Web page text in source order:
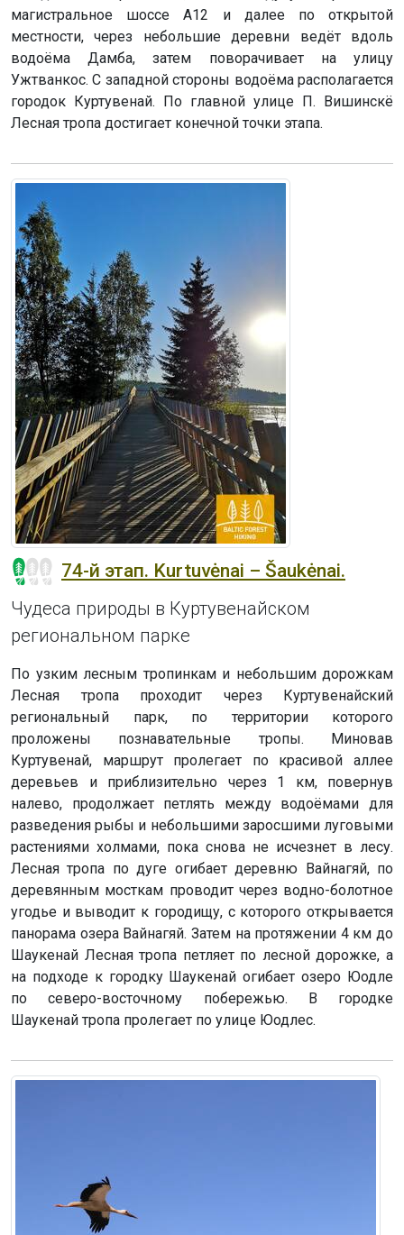
магистральное шоссе А12 и далее по открытой
местности, через небольшие деревни ведёт вдоль
водоёма Дамба, затем поворачивает на улицу
Ужтванкос. С западной стороны водоёма располагается
городок Куртувенай. По главной улице П. Вишинскё
Лесная тропа достигает конечной точки этапа.
74-й этап. Kurtuvėnai – Šaukėnai.
Чудеса природы в Куртувенайском
региональном парке
По узким лесным тропинкам и небольшим дорожкам
Лесная тропа проходит через Куртувенайский
региональный парк, по территории которого
проложены познавательные тропы. Миновав
Куртувенай, маршрут пролегает по красивой аллее
деревьев и приблизительно через 1 км, повернув
налево, продолжает петлять между водоёмами для
разведения рыбы и небольшими заросшими луговыми
растениями холмами, пока снова не исчезнет в лесу.
Лесная тропа по дуге огибает деревню Вайнагяй, по
деревянным мосткам проводит через водно-болотное
угодье и выводит к городищу, с которого открывается
панорама озера Вайнагяй. Затем на протяжении 4 км до
Шаукенай Лесная тропа петляет по лесной дорожке, а
на подходе к городку Шаукенай огибает озеро Юодле
по северо-восточному побережью. В городке
Шаукенай тропа пролегает по улице Юодлес.